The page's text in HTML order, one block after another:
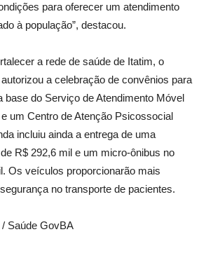
para oferecer um atendimento
à população”, destacou.
a rede de saúde de Itatim, o
a celebração de convênios para
base do Serviço de Atendimento Móvel
um Centro de Atenção Psicossocial
incluiu ainda a entrega de uma
R$ 292,6 mil e um micro-ônibus no
Os veículos proporcionarão mais
no transporte de pacientes.
Saúde GovBA